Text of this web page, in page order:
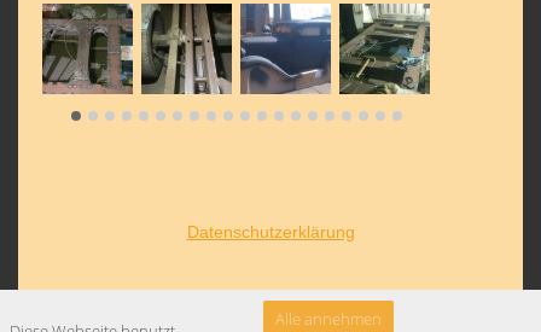
Datenschutzerklärung
Alle annehmen